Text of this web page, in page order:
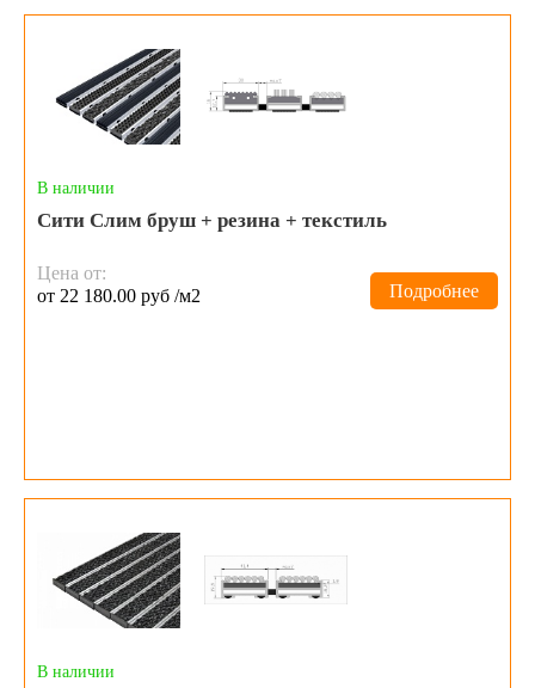
В наличии
Сити Слим бруш + резина + текстиль
Цена от:
от 22 180.00 руб /м2
Подробнее
В наличии